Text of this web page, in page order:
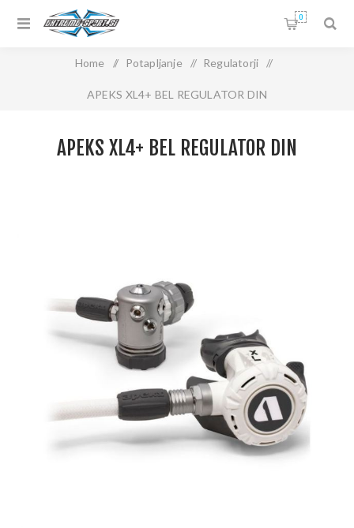
0
Home / Potapljanje / Regulatorji /
APEKS XL4+ BEL REGULATOR DIN
APEKS XL4+ BEL REGULATOR DIN